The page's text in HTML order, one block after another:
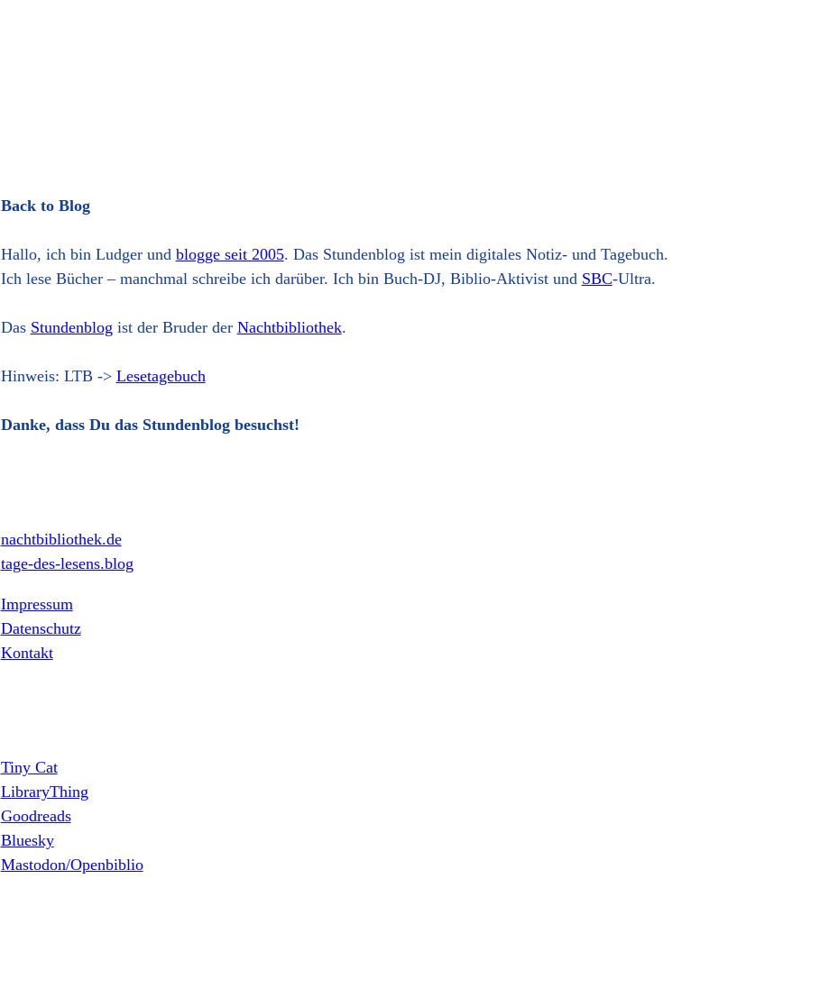
Back to Blog
Hallo, ich bin Ludger und blogge seit 2005. Das Stundenblog ist mein digitales Notiz- und Tagebuch.
Ich lese Bücher – manchmal schreibe ich darüber. Ich bin Buch-DJ, Biblio-Aktivist und SBC-Ultra.
Das Stundenblog ist der Bruder der Nachtbibliothek.
Hinweis: LTB -> Lesetagebuch
Danke, dass Du das Stundenblog besuchst!
nachtbibliothek.de
tage-des-lesens.blog
Impressum
Datenschutz
Kontakt
Tiny Cat
LibraryThing
Goodreads
Bluesky
Mastodon/Openbiblio